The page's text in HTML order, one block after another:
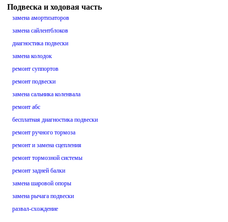
Подвеска и ходовая часть
замена амортизаторов
замена сайлентблоков
диагностика подвески
замена колодок
ремонт суппортов
ремонт подвески
замена сальника коленвала
ремонт абс
бесплатная диагностика подвески
ремонт ручного тормоза
ремонт и замена сцепления
ремонт тормозной системы
ремонт задней балки
замена шаровой опоры
замена рычага подвески
развал-схождение